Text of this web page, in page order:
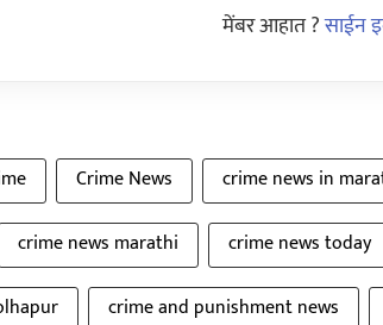
मेंबर आहात ?साईन
Crime News crime news in
crime news marathi crime news today
crime and punishment news